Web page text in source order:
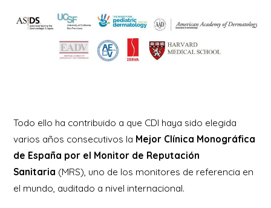
Todo ello ha contribuido a que CDI haya sido elegida
varios años consecutivos la Mejor Clínica Monográfica
de España por el Monitor de Reputación
Sanitaria (MRS), uno de los monitores de referencia en
el mundo, auditado a nivel internacional.